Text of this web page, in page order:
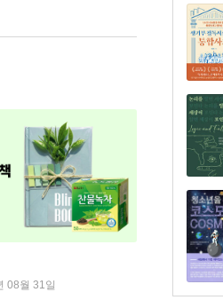
08월 31일